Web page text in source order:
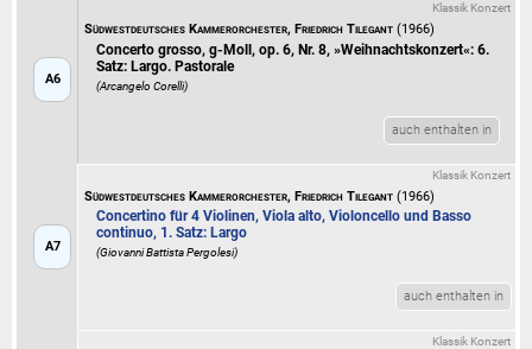
A6
Klassik Konzert
Südwestdeutsches Kammerorchester, Friedrich Tilegant (1966)
Concerto grosso, g-Moll, op. 6, Nr. 8, »Weihnachtskonzert«: 6.
Satz: Largo. Pastorale
(Arcangelo Corelli)
auch enthalten in
A7
Klassik Konzert
Südwestdeutsches Kammerorchester, Friedrich Tilegant (1966)
Concertino für 4 Violinen, Viola alto, Violoncello und Basso
continuo, 1. Satz: Largo
(Giovanni Battista Pergolesi)
auch enthalten in
Klassik Konzert